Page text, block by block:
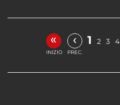
«
INIZIO
‹
PREC.
1 2 3 4